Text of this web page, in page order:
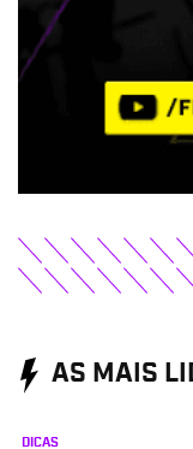
AS MAIS
DICAS